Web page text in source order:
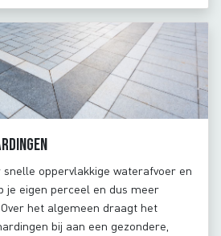
oppervlakkige waterafvoer en
je eigen perceel en dus meer
het algemeen draagt het
bij aan een gezondere,